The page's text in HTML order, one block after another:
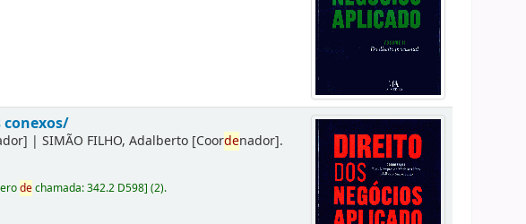
conexos/
|SIMÃO FILHO, Adalberto [Coordenador].
dechamada:342.2 D598](2).